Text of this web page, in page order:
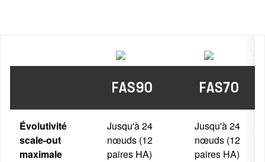
FAS90 FAS70
Évolutivité
scale-out
maximale
Jusqu'à 24
nœuds (12
paires HA)
Jusqu'à 24
nœuds (12
paires HA)